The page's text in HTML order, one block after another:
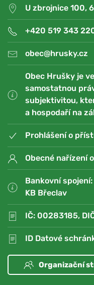
U zbrojnice 100,
+420 519 343
obec@hrusky.cz
Obec Hrušky je
samostatnou
subjektivitou,
a hospodaří na
Prohlášení o
Obecné nařízení
Bankovní
KB Břeclav
IČ: 00283185,
ID Datové
Organizační